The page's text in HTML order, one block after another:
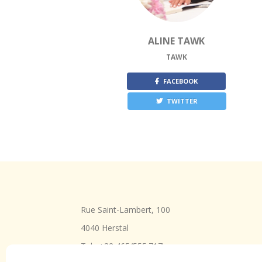
ALINE TAWK
TAWK
FACEBOOK
TWITTER
Rue Saint-Lambert, 100
4040 Herstal
Tel : +32 465/555.717